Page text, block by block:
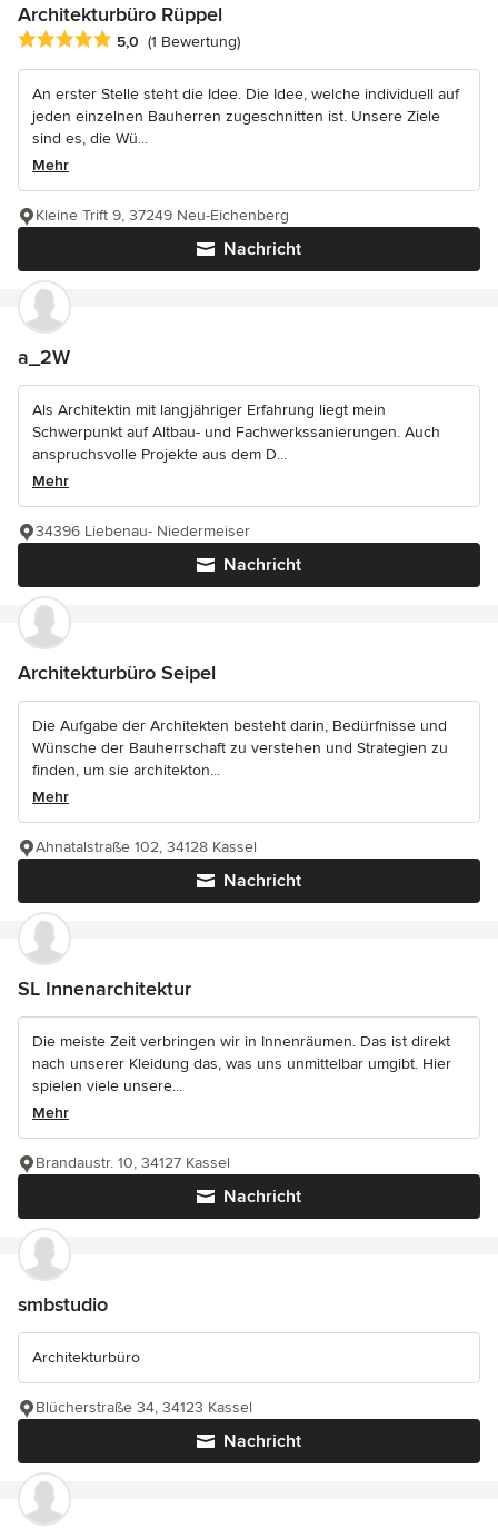
Architekturbüro Rüppel
Durchschnittliche Bewertung: 5 von 5 Sternen
5,0 (1 Bewertung)
An erster Stelle steht die Idee. Die Idee, welche individuell auf
jeden einzelnen Bauherren zugeschnitten ist. Unsere Ziele
sind es, die Wü...
Mehr
Nachricht
Kleine Trift 9, 37249 Neu-Eichenberg
a_2W
Als Architektin mit langjähriger Erfahrung liegt mein
Schwerpunkt auf Altbau- und Fachwerkssanierungen. Auch
anspruchsvolle Projekte aus dem D...
Mehr
Nachricht
34396 Liebenau- Niedermeiser
Architekturbüro Seipel
Die Aufgabe der Architekten besteht darin, Bedürfnisse und
Wünsche der Bauherrschaft zu verstehen und Strategien zu
finden, um sie architekton...
Mehr
Nachricht
Ahnatalstraße 102, 34128 Kassel
SL Innenarchitektur
Die meiste Zeit verbringen wir in Innenräumen. Das ist direkt
nach unserer Kleidung das, was uns unmittelbar umgibt. Hier
spielen viele unsere...
Mehr
Nachricht
Brandaustr. 10, 34127 Kassel
smbstudio
Architekturbüro
Nachricht
Blücherstraße 34, 34123 Kassel